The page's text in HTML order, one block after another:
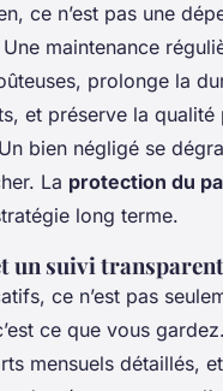
ce n’est pas une
maintenance
prolonge la
et préserve la qualité
bien négligé se
La protection du
long terme.
un suivi
ce n’est pas
ce que vous
mensuels détaillés,